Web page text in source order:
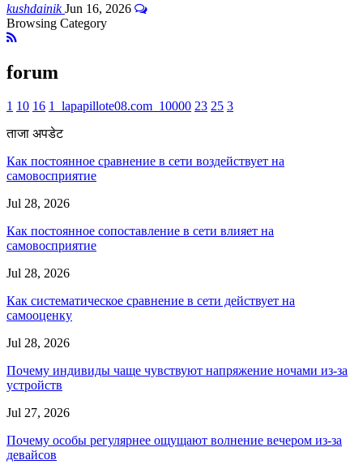
kushdainikJun 16, 2026
Browsing Category
forum
1 10 16 1_lapapillote08.com_10000 23 25 3
ताजा अपडेट
Как постоянное сравнение в сети воздействует на
самовосприятие
Jul 28, 2026
Как постоянное сопоставление в сети влияет на
самовосприятие
Jul 28, 2026
Как систематическое сравнение в сети действует на
самооценку
Jul 28, 2026
Почему индивиды чаще чувствуют напряжение ночами из-за
устройств
Jul 27, 2026
Почему особы регулярнее ощущают волнение вечером из-за
девайсов